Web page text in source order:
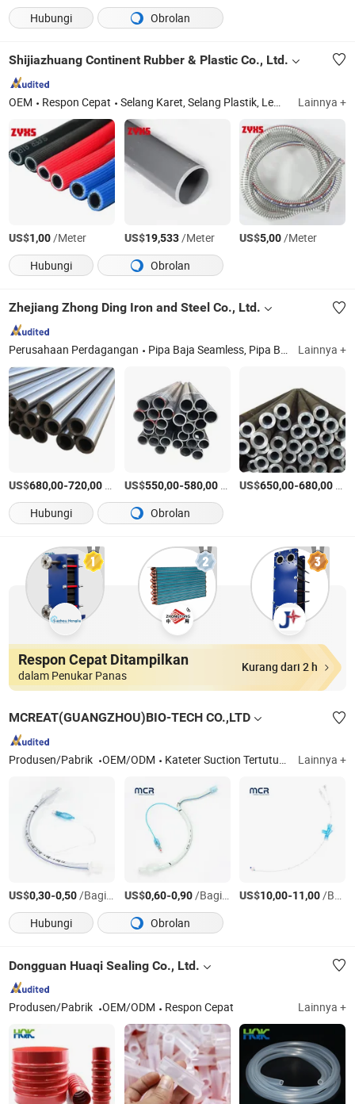
Hubungi
Obrolan
Shijiazhuang Continent Rubber & Plastic Co., Ltd.
OEM Respon Cepat Selang Karet, Selang Plastik, Lembaran Karet, Lembaran Plastik, Sabuk Transmisi, Sabuk Konveyor, Pipa Plastik, Fitting Pipa, Penyegelan, Pemadam Kebakaran, Batang Karet, Batang Plastik Lainnya +
US$1,00/Meter US$19,533/Meter US$5,00/Meter
Hubungi
Obrolan
Zhejiang Zhong Ding Iron and Steel Co., Ltd.
Perusahaan Perdagangan Pipa Baja Seamless, Pipa Baja Las, Lembaran baja karbon, Koil Baja Karbon, Lembaran Dek, Balok Baja, Batang Bulat Baja, Pipa Persegi Baja, Rel Baja, Pipa Stainless, Koil/Bar/Plat Strip Baja Stainless Lainnya +
US$680,00-720,00 US$550,00-580,00/Ton AS US$650,00-680,00
Hubungi
Obrolan
Respon Cepat Ditampilkan
dalam Penukar Panas
Kurang dari 2 h
MCREAT(GUANGZHOU)BIO-TECH CO.,LTD
Produsen/Pabrik OEM/ODM Kateter Suction Tertutup Sekali Pakai, Alat Penutup Laring, Tabung Sirkuit Pernapasan Sekali Pakai, Tabung Endotrakeal Sekali Pakai, Kanula Oksigen Nasal, Tabung Endobronkial Lainnya +
US$0,30-0,50/Bagian US$0,60-0,90/Bagian US$10,00-11,00/Bagian
Hubungi
Obrolan
Dongguan Huaqi Sealing Co., Ltd.
Produsen/Pabrik OEM/ODM Respon Cepat Lainnya +